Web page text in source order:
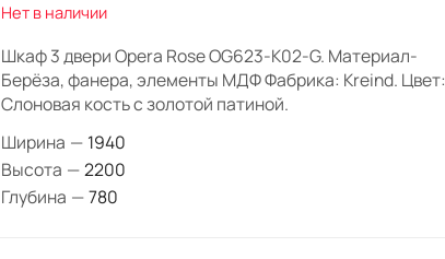
Нет в наличии
Шкаф 3 двери Opera Rose OG623-K02-G. Материал-
Берёза, фанера, элементы МДФ Фабрика: Kreind. Цвет:
Слоновая кость с золотой патиной.
Ширина — 1940
Высота —2200
Глубина —780